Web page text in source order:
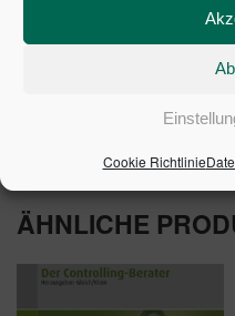
Cookie Richtlinie
ÄHNLICHE